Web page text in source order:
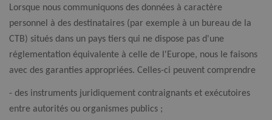
Lorsque nous communiquons des données à caractère
personnel à des destinataires (par exemple à un bureau de la
CTB) situés dans un pays tiers qui ne dispose pas d'une
réglementation équivalente à celle de l'Europe, nous le faisons
avec des garanties appropriées. Celles-ci peuvent comprendre
- des instruments juridiquement contraignants et exécutoires
entre autorités ou organismes publics ;